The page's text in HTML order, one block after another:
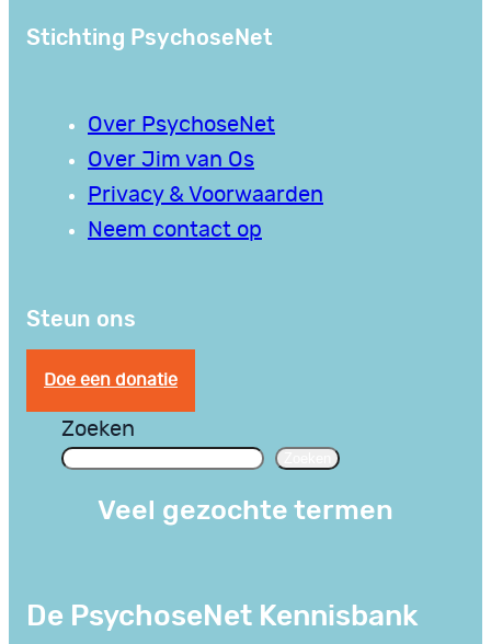
Stichting PsychoseNet
Over PsychoseNet
Over Jim van Os
Privacy & Voorwaarden
Neem contact op
Steun ons
Doe een donatie
Zoeken
Veel gezochte termen
De PsychoseNet Kennisbank